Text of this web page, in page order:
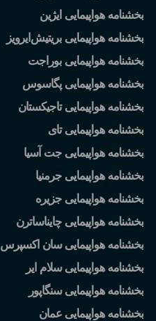
بخشنامه هواپیمایی ایژین
بخشنامه هواپیمایی بریتیش ایرویز
بخشنامه هواپیمایی بوراجت
بخشنامه هواپیمایی پگاسوس
بخشنامه هواپیمایی تاجیکستان
بخشنامه هواپیمایی تای
بخشنامه هواپیمایی جت آسیا
بخشنامه هواپیمایی جرمنیا
بخشنامه هواپیمایی جزیره
بخشنامه هواپیمایی چایناساترن
بخشنامه هواپیمایی سان اکسپرس
بخشنامه هواپیمایی سلام ایر
بخشنامه هواپیمایی سنگاپور
بخشنامه هواپیمایی عمان